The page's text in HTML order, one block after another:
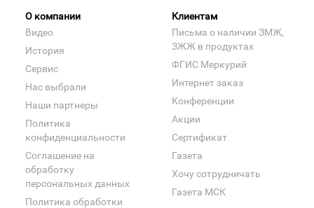
О компании
Видео
История
Сервис
Нас выбрали
Наши партнеры
Политика
конфиденциальности
Соглашение на
обработку
персональных данных
Политика обработки
Клиентам
Письма о наличии ЗМЖ,
ЗЖЖ в продуктах
ФГИС Меркурий
Интернет заказ
Конференции
Акции
Сертификат
Газета
Хочу сотрудничать
Газета МСК